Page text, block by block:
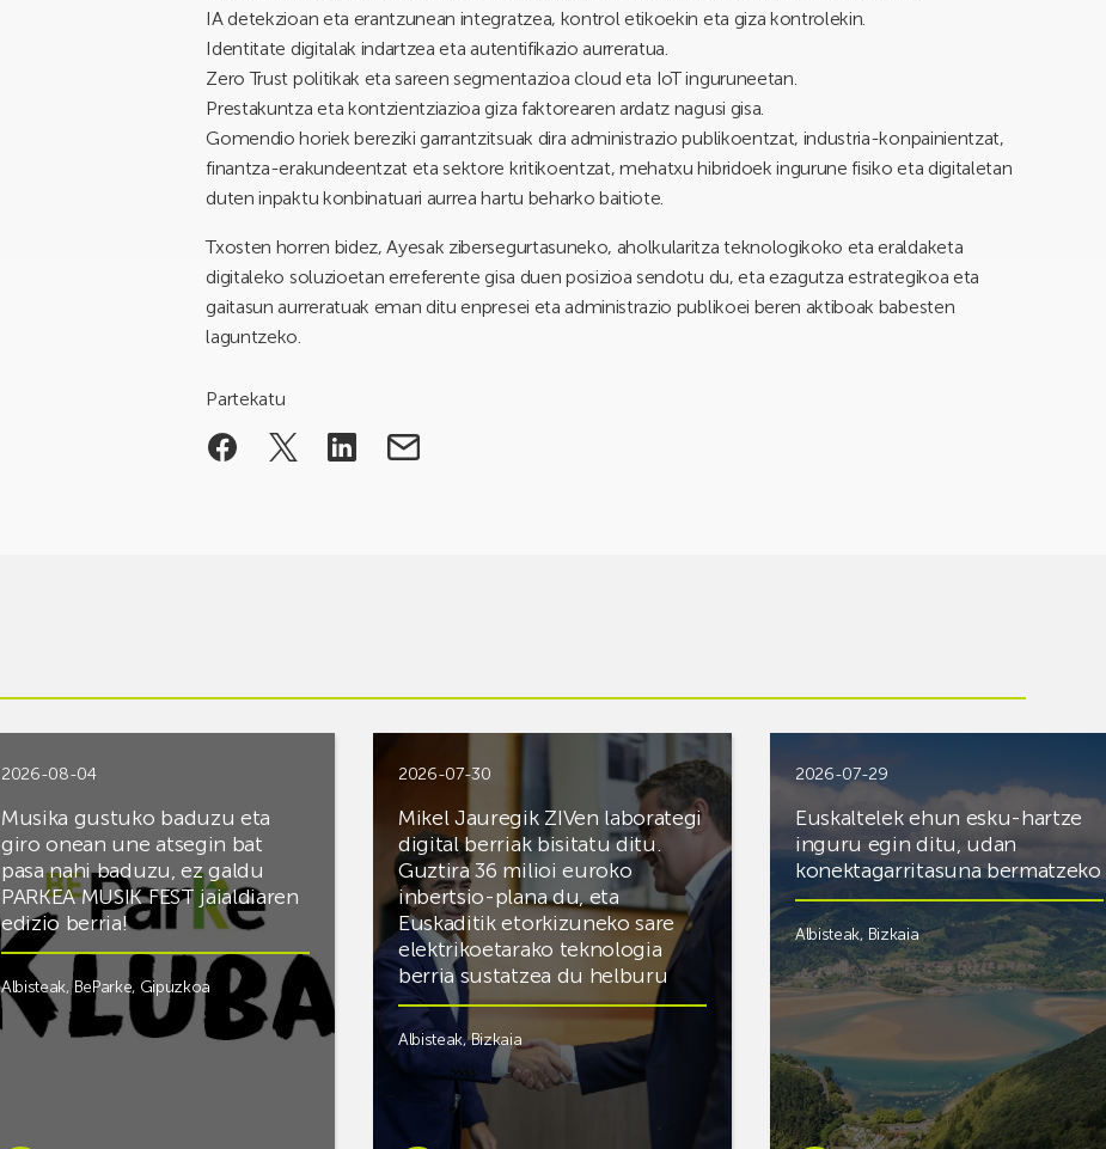
IA detekzioan eta erantzunean integratzea, kontrol etikoekin eta giza kontrolekin.
Identitate digitalak indartzea eta autentifikazio aurreratua.
Zero Trust politikak eta sareen segmentazioa cloud eta IoT inguruneetan.
Prestakuntza eta kontzientziazioa giza faktorearen ardatz nagusi gisa.
Gomendio horiek bereziki garrantzitsuak dira administrazio publikoentzat, industria-konpainientzat,
finantza-erakundeentzat eta sektore kritikoentzat, mehatxu hibridoek ingurune fisiko eta digitaletan
duten inpaktu konbinatuari aurrea hartu beharko baitiote.
Txosten horren bidez, Ayesak zibersegurtasuneko, aholkularitza teknologikoko eta eraldaketa
digitaleko soluzioetan erreferente gisa duen posizioa sendotu du, eta ezagutza estrategikoa eta
gaitasun aurreratuak eman ditu enpresei eta administrazio publikoei beren aktiboak babesten
laguntzeko.
Partekatu
2026-08-04
Musika gustuko baduzu eta
giro onean une atsegin bat
pasa nahi baduzu, ez galdu
PARKEA MUSIK FEST jaialdiaren
edizio berria!
Albisteak,BeParke, Gipuzkoa
2026-07-30
Mikel Jauregik ZIVen laborategi
digital berriak bisitatu ditu.
Guztira 36 milioi euroko
inbertsio-plana du, eta
Euskaditik etorkizuneko sare
elektrikoetarako teknologia
berria sustatzea du helburu
Albisteak,Bizkaia
2026-07-29
Euskaltelek ehun esku-hartze
inguru egin ditu, udan
konektagarritasuna bermatzeko
Albisteak, Bizkaia